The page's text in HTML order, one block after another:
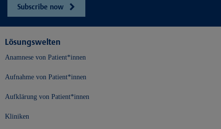
Subscribe now
Lösungswelten
Anamnese von Patient*innen
Aufnahme von Patient*innen
Aufklärung von Patient*innen
Kliniken